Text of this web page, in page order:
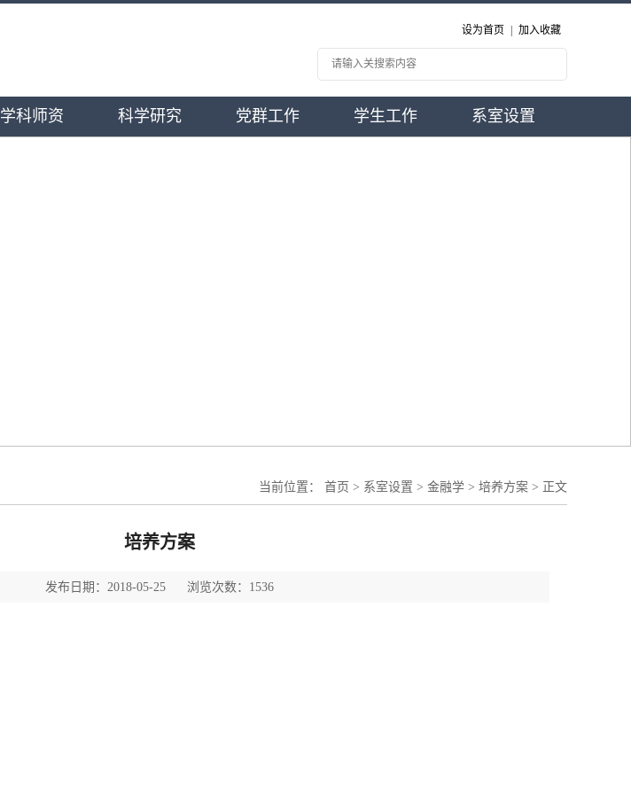
设为首页 加入收藏
学科师资 科学研究 党群工作 学生工作 系室设置
当前位置： 首页 > 系室设置 > 金融学 > 培养方案 > 正文
培养方案
发布日期：2018-05-25 浏览次数：1536